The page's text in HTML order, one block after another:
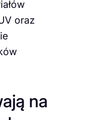
oraz
na